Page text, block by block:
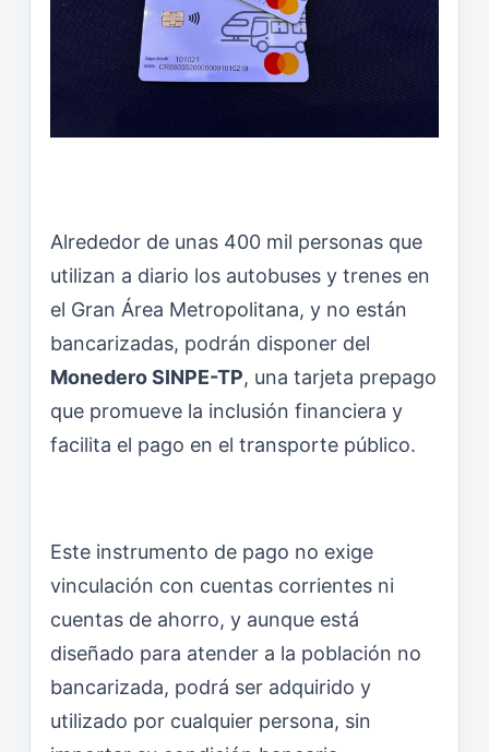
Alrededor de unas 400 mil personas que
utilizan a diario los autobuses y trenes en
el Gran Área Metropolitana, y no están
bancarizadas, podrán disponer del
Monedero SINPE-TP, una tarjeta prepago
que promueve la inclusión financiera y
facilita el pago en el transporte público.
Este instrumento de pago no exige
vinculación con cuentas corrientes ni
cuentas de ahorro, y aunque está
diseñado para atender a la población no
bancarizada, podrá ser adquirido y
utilizado por cualquier persona, sin